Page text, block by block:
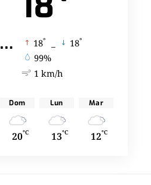
Puerto Rico 18° 18°
99%
1 km/h
Dom
20°C
Lun
13°C
Mar
12°C